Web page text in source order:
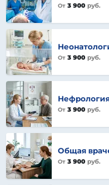
От 3 900 руб.
От 3 900 руб.
От 3 900 руб.
Общая
От 3 900 руб.